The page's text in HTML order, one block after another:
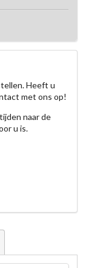
Heeft u
met ons op!
naar de
u is.